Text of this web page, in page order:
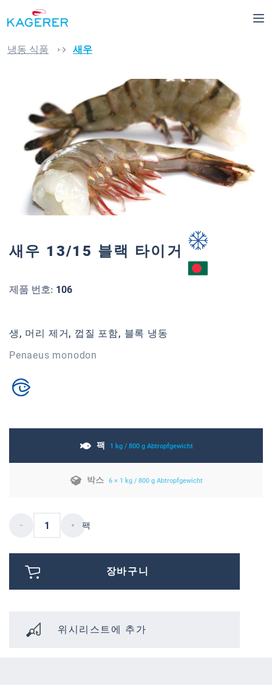
메인 콘텐츠로 건너뛰기
냉동 식품 새우
새우 13/15 블랙 타이거
제품 번호: 106
생, 머리 제거, 껍질 포함, 블록 냉동
Penaeus monodon
팩 1 kg / 800 g Abtropfgewicht
박스 6 × 1 kg / 800 g Abtropfgewicht
팩
장바구니
위시리스트에 추가